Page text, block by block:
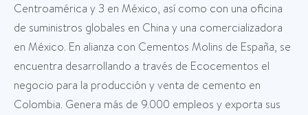
Centroamérica y 3 en México, así como con una oficina
de suministros globales en China y una comercializadora
en México. En alianza con Cementos Molins de España, se
encuentra desarrollando a través de Ecocementos el
negocio para la producción y venta de cemento en
Colombia. Genera más de 9.000 empleos y exporta sus